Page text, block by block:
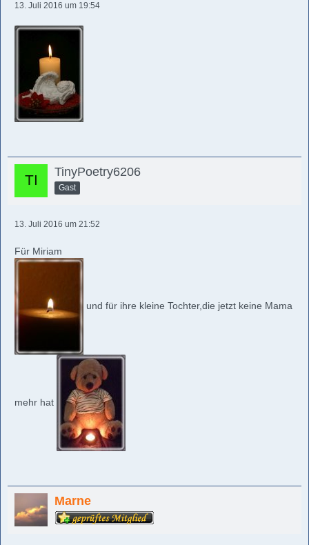
13. Juli 2016 um 19:54
TinyPoetry6206
Gast
13. Juli 2016 um 21:52
Für Miriam
und für ihre kleine Tochter,die jetzt keine Mama
mehr hat
Marne